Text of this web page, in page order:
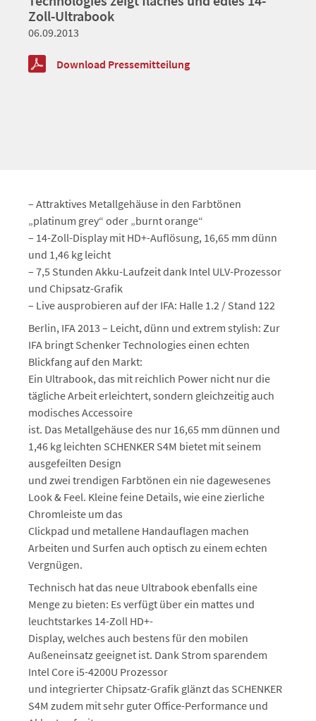
Zoll-Ultrabook
06.09.2013
Download Pressemitteilung
– Attraktives Metallgehäuse in den Farbtönen
„platinum grey“ oder „burnt orange“
– 14-Zoll-Display mit HD+-Auflösung, 16,65 mm dünn
und 1,46 kg leicht
– 7,5 Stunden Akku-Laufzeit dank Intel ULV-Prozessor
und Chipsatz-Grafik
– Live ausprobieren auf der IFA: Halle 1.2 / Stand 122
Berlin, IFA 2013 – Leicht, dünn und extrem stylish: Zur
IFA bringt Schenker Technologies einen echten
Blickfang auf den Markt:
Ein Ultrabook, das mit reichlich Power nicht nur die
tägliche Arbeit erleichtert, sondern gleichzeitig auch
modisches Accessoire
ist. Das Metallgehäuse des nur 16,65 mm dünnen und
1,46 kg leichten SCHENKER S4M bietet mit seinem
ausgefeilten Design
und zwei trendigen Farbtönen ein nie dagewesenes
Look & Feel. Kleine feine Details, wie eine zierliche
Chromleiste um das
Clickpad und metallene Handauflagen machen
Arbeiten und Surfen auch optisch zu einem echten
Vergnügen.
Technisch hat das neue Ultrabook ebenfalls eine
Menge zu bieten: Es verfügt über ein mattes und
leuchtstarkes 14-Zoll HD+-
Display, welches auch bestens für den mobilen
Außeneinsatz geeignet ist. Dank Strom sparendem
Intel Core i5-4200U Prozessor
und integrierter Chipsatz-Grafik glänzt das SCHENKER
S4M zudem mit sehr guter Office-Performance und